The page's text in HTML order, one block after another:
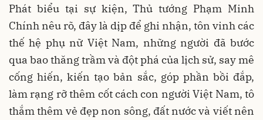
Phát biểu tại sự kiện, Thủ tướng Phạm Minh
Chính nêu rõ, đây là dịp để ghi nhận, tôn vinh các
thế hệ phụ nữ Việt Nam, những người đã bước
qua bao thăng trầm và đột phá của lịch sử, say mê
cống hiến, kiến tạo bản sắc, góp phần bồi đắp,
làm rạng rỡ thêm cốt cách con người Việt Nam, tô
thắm thêm vẻ đẹp non sông, đất nước và viết nên